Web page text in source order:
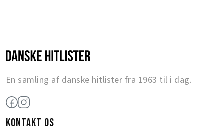
En samling af danske hitlister fra 1963 til i dag.
KONTAKT OS